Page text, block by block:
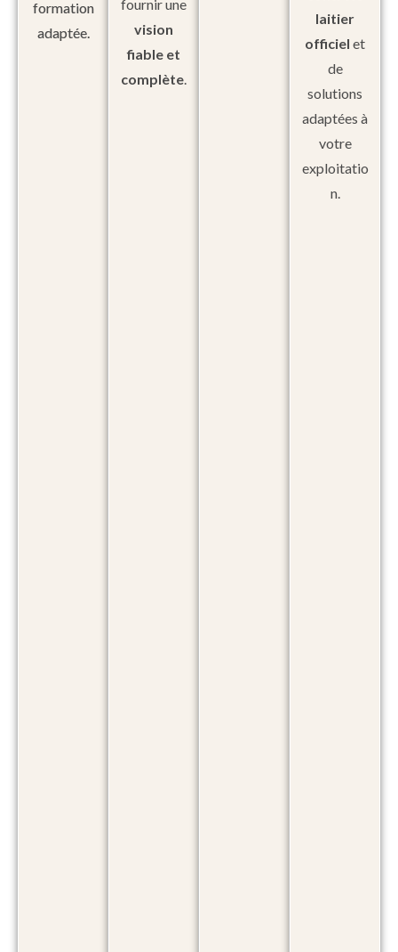
formation
adaptée.
fournir une
vision
fiable et
complète.
laitier
officiel et
de
solutions
adaptées à
votre
exploitatio
n.